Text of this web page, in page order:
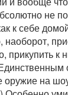
не
к себе
наоборот,
прикупить к
оружие на